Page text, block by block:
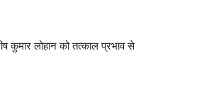
कुमार लोहान को तत्काल प्रभाव से